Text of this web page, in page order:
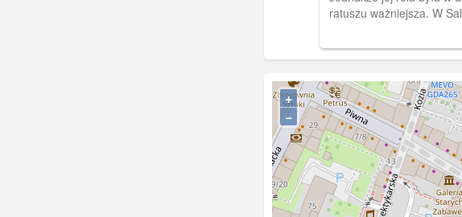
ratuszu ważniejsza. W
+
−